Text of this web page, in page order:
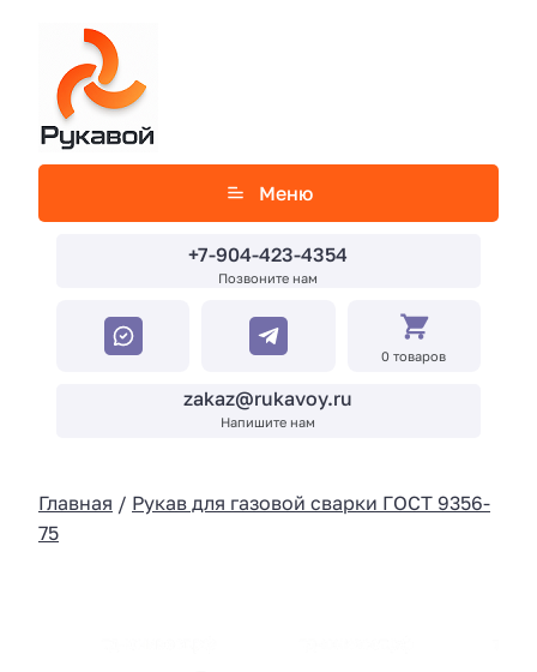
Меню
+7-904-423-4354
Позвоните нам
zakaz@rukavoy.ru
Напишите нам
0 товаров
Главная / Рукав для газовой сварки ГОСТ 9356-
75